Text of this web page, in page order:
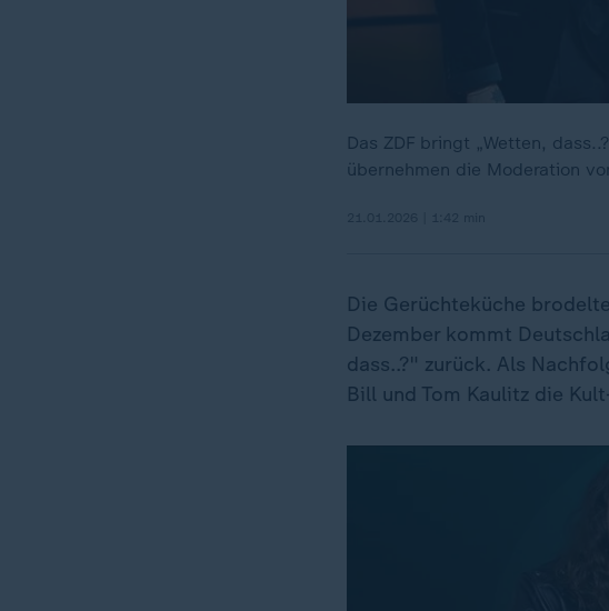
Das ZDF bringt „Wetten,
übernehmen die Moderation
Die Gerüchteküche
Dezember kommt
dass..?" zurück. Als
Bill und Tom Kaulitz die